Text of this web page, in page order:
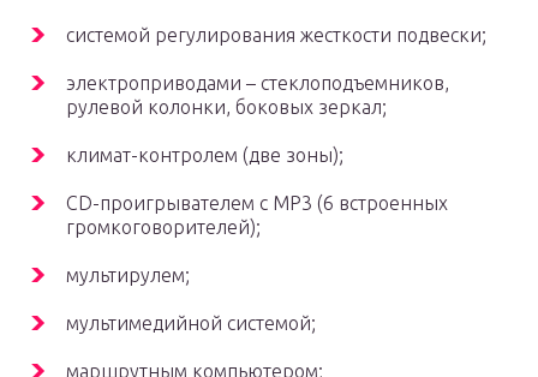
системой регулирования жесткости подвески;
электроприводами – стеклоподъемников,
рулевой колонки, боковых зеркал;
климат-контролем (две зоны);
CD-проигрывателем с MP3 (6 встроенных
громкоговорителей);
мультирулем;
мультимедийной системой;
маршрутным компьютером;